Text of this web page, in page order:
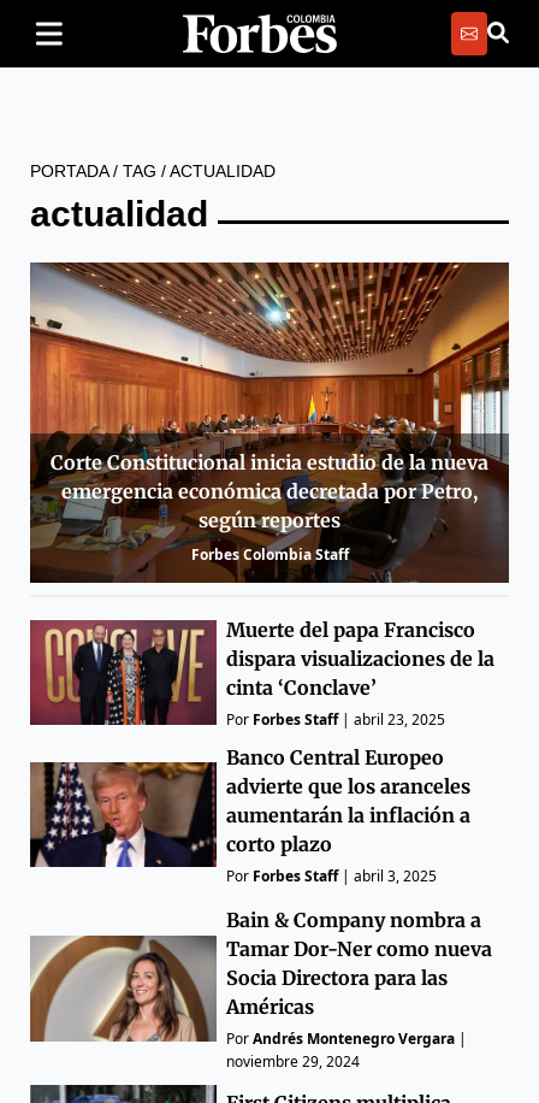
PORTADA/ TAG /ACTUALIDAD
actualidad
Corte Constitucional inicia estudio de la nueva
emergencia económica decretada por Petro,
según reportes
Forbes Colombia Staff
Muerte del papa Francisco
dispara visualizaciones de la
cinta ‘Conclave’
Por Forbes Staff|abril 23, 2025
Banco Central Europeo
advierte que los aranceles
aumentarán la inflación a
corto plazo
Por Forbes Staff|abril 3, 2025
Bain & Company nombra a
Tamar Dor-Ner como nueva
Socia Directora para las
Américas
PorAndrés Montenegro Vergara |
noviembre 29, 2024